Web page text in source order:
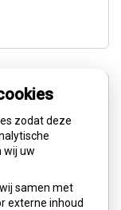
zodat deze
wij uw
samen met
externe inhoud